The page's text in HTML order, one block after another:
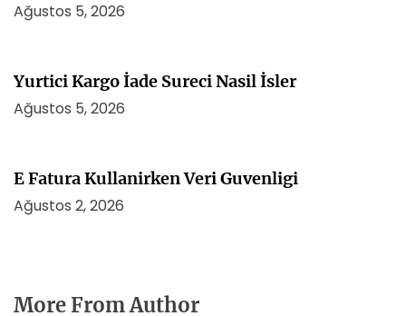
Ağustos 5, 2026
Yurtici Kargo İade Sureci Nasil İsler
Ağustos 5, 2026
E Fatura Kullanirken Veri Guvenligi
Ağustos 2, 2026
More From Author